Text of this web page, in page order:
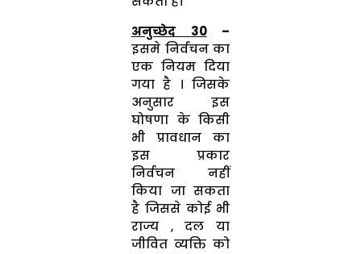
अनुच्छेद 30–
इसमे निर्वचन का
एक नियम दिया
गया है । जिसके
अनुसार इस
घोषणा के किसी
भी प्रावधान का
इस प्रकार
निर्वचन नहीं
किया जा सकता
है जिससे कोई भी
राज्य , दल या
जीवित व्यक्ति को